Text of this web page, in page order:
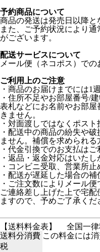
予約商品について
商品の発送は発売日以降と
また、ご予約状況により
がございます。
配送サービスについて
メール便（ネコポス）での
ご利用上のご注意
・商品のお届けまでには1
・住所不足やお部屋番号/
表札などにお名前やお部
きません。
・対面渡しではなくポスト
・配送中の商品の紛失や
ません。補償を求められる
・代金引換でのお支払はご
・返品・返金対応はいたし
・コンビニ受取、営業所
・配送が遅延した場合の
・ご注文数によりメール
ご連絡差し上げた上で宅
ますので、予めご了承くだ
【送料料金表】
全国一律
送料分消費
税
この料金には